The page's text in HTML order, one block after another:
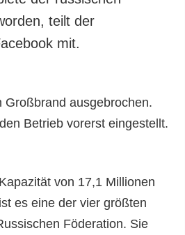
teilt der
mit.
Großbrand ausgebrochen.
Betrieb vorerst eingestellt.
von 17,1 Millionen
es eine der vier größten
Föderation. Sie